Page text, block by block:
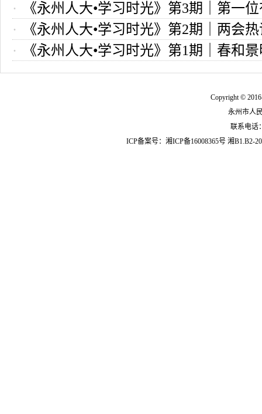
法宣誓
《永州人大•学习时光》第3期｜第一
衔的全国人大常委会委员长你知道么
《永州人大•学习时光》第2期｜两会
与“国事”你用对了么
《永州人大•学习时光》第1期｜春和
是，“两会”知多少
Copyright ©
永州市人
联系电话
ICP备案号： 湘ICP备16008365号 湘B1.B2-